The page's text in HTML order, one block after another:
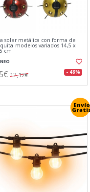
solar metálica con forma de
modelos variados 14,5 x
cm
12,12€ - 48%
Envío